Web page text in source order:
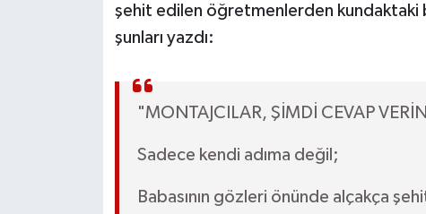
şehit edilen öğretmenlerden kundaktaki
şunları yazdı:
"MONTAJCILAR, ŞİMDİ CEVAP
Sadece kendi adıma değil;
Babasının gözleri önünde alçakça